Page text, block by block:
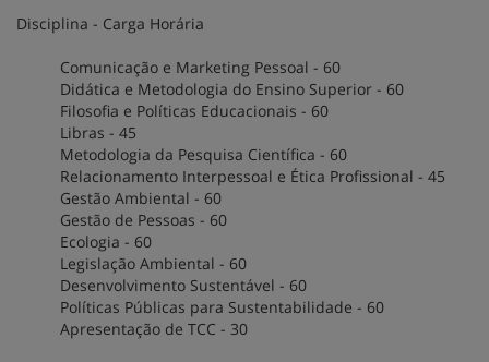
Disciplina - Carga Horária
Comunicação e Marketing Pessoal - 60
Didática e Metodologia do Ensino Superior - 60
Filosofia e Políticas Educacionais - 60
Libras - 45
Metodologia da Pesquisa Científica - 60
Relacionamento Interpessoal e Ética Profissional - 45
Gestão Ambiental - 60
Gestão de Pessoas - 60
Ecologia - 60
Legislação Ambiental - 60
Desenvolvimento Sustentável - 60
Políticas Públicas para Sustentabilidade - 60
Apresentação de TCC - 30